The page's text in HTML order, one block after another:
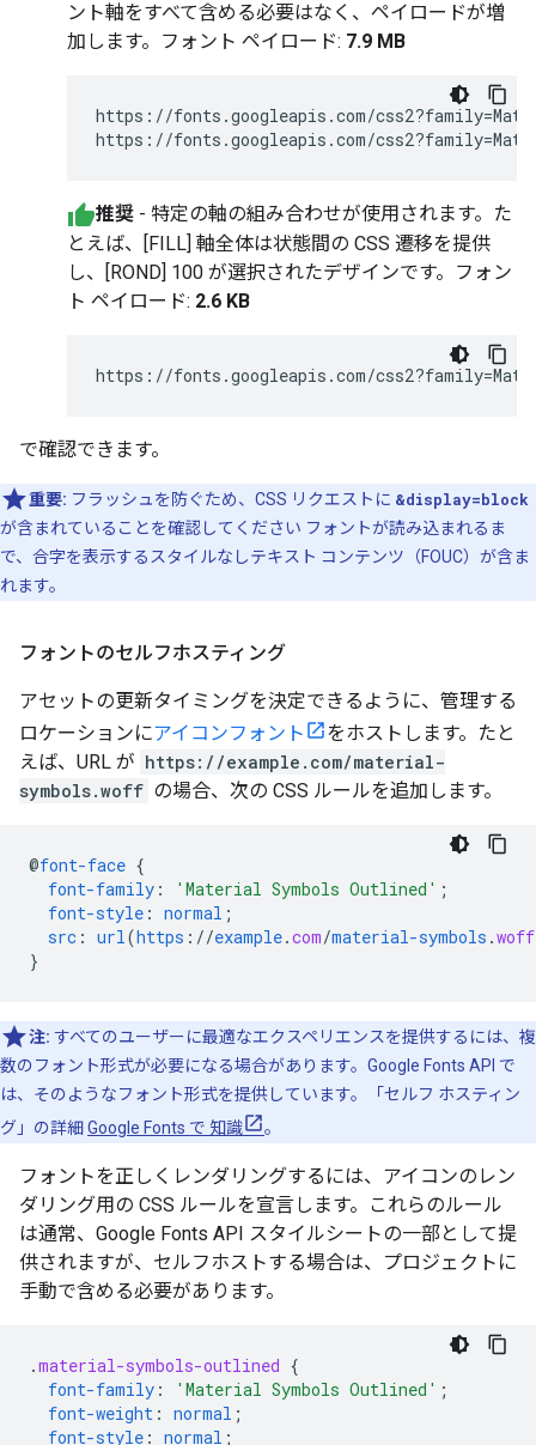
ント軸をすべて含める必要はなく、ペイロードが増
加します。フォント ペイロード: 7.9 MB
https://fonts.googleapis.com/
推奨 - 特定の軸の組み合わせが使用されます。た
とえば、[FILL] 軸全体は状態間の CSS 遷移を提供
し、[ROND] 100 が選択されたデザインです。フォン
ト ペイロード: 2.6 KB
https://fonts.googleapis.com/
で確認できます。
重要: フラッシュを防ぐため、CSS リクエストに &display=block
が含まれていることを確認してください フォントが読み込まれるま
で、合字を表示するスタイルなしテキスト コンテンツ（FOUC）が含ま
れます。
フォントのセルフホスティング
アセットの更新タイミングを決定できるように、管理する
ロケーションにアイコンフォント
をホストします。たと
えば、URL が https://example.com/material-
symbols.woff の場合、次の CSS ルールを追加します。
@font-face {
font-family : 'Material Symbols Outlined' ;
font-style : normal ;
src : url(https ://example.com/material-symbols .woff
}
注: すべてのユーザーに最適なエクスペリエンスを提供するには、複
数のフォント形式が必要になる場合があります。Google Fonts API で
は、そのようなフォント形式を提供しています。「セルフ ホスティン
グ」の詳細 Google Fonts で 知識 。
フォントを正しくレンダリングするには、アイコンのレン
ダリング用の CSS ルールを宣言します。これらのルール
は通常、Google Fonts API スタイルシートの一部として提
供されますが、セルフホストする場合は、プロジェクトに
手動で含める必要があります。
.material-symbols-outlined {
font-family : 'Material Symbols Outlined' ;
font-weight : normal ;
font-style : normal ;